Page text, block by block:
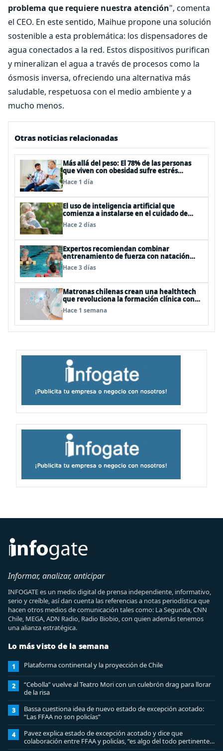
problema que requiere nuestra atención", comenta
el CEO. En este sentido, Maihue propone una solución
sostenible a esta problemática: los dispensadores de
agua conectados a la red. Estos dispositivos purifican
y mineralizan el agua a través de procesos como la
ósmosis inversa, ofreciendo una alternativa más
saludable, respetuosa con el medio ambiente y a
mucho menos.
Otras noticias relacionadas
Más allá del peso: El 78% de las personas
que viven con obesidad sufre estrés
postraumático debido al estigma
Hace 1 día
El uso de inteligencia artificial que
comienza a instalarse en el cuidado de
personas mayores
Hace 2 días
Expertos recomiendan combinar
entrenamiento de fuerza con natación
para fortalecer la salud
Hace 3 días
Matronas chilenas crean una healthtech
que revoluciona la formación clínica con
simuladores inteligentes
Hace 1 semana
Informar, analizar, anticipar
INFOGATE es un medio digital de prensa independiente, informativo,
serio y creíble, así dan cuenta las referencias a notas periodística que
hacen otros medios de comunicación tales como: La Segunda, CNN
Chile, MEGA, ADN Radio, Radio Biobio, con quien además tenemos
una alianza estratégica.
Lo más visto de la semana
1 Plataforma continental y la proyección de Chile
2
“Cebolla” vuelve al Teatro Mori con un culebrón drag para llorar
de la risa
3
Bassa cuestiona idea de nuevo estado de excepción acotado:
“Las FFAA no son policías”
4
Pavez explica estado de excepción acotado y dice que
colaboración entre FFAA y policías, “es algo del todo pertinente
analizar”